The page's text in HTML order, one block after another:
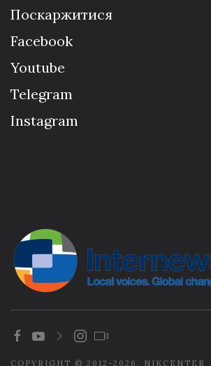
Поскаржитися
Facebook
Youtube
Telegram
Instagram
COPYRIGHT © 2012-2026. NIKCENTER